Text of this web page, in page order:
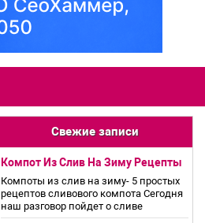
Свежие записи
Компот Из Слив На Зиму Рецепты
Компоты из слив на зиму- 5 простых
рецептов сливового компота Сегодня
наш разговор пойдет о сливе